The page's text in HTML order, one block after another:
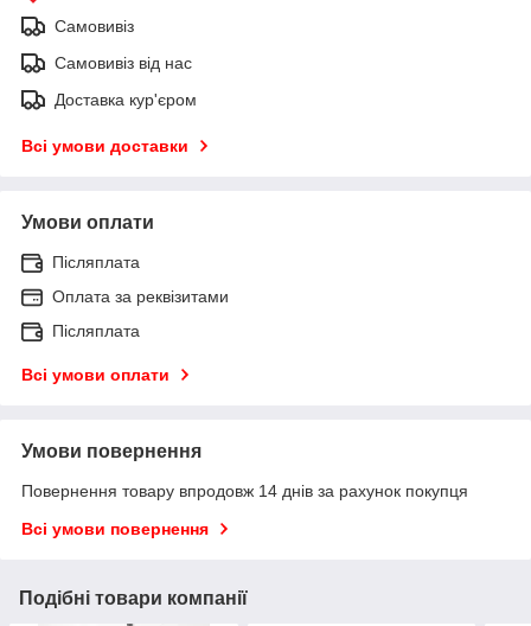
Самовивіз
Самовивіз від нас
Доставка кур'єром
Всі умови доставки
Умови оплати
Післяплата
Оплата за реквізитами
Післяплата
Всі умови оплати
Умови повернення
Повернення товару впродовж 14 днів за рахунок покупця
Всі умови повернення
Подібні товари компанії